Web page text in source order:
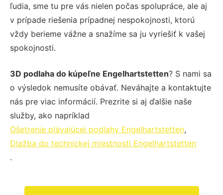
ľudia, sme tu pre vás nielen počas spolupráce, ale aj
v prípade riešenia prípadnej nespokojnosti, ktorú
vždy berieme vážne a snažíme sa ju vyriešiť k vašej
spokojnosti.
3D podlaha do kúpeľne Engelhartstetten? S nami sa
o výsledok nemusíte obávať. Neváhajte a kontaktujte
nás pre viac informácií. Prezrite si aj ďalšie naše
služby, ako napríklad
Ošetrenie plávajúcej podlahy Engelhartstetten,
Dlažba do technickej miestnosti Engelhartstetten
.